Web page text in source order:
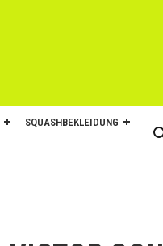
SQUASHBEKLEIDUNG